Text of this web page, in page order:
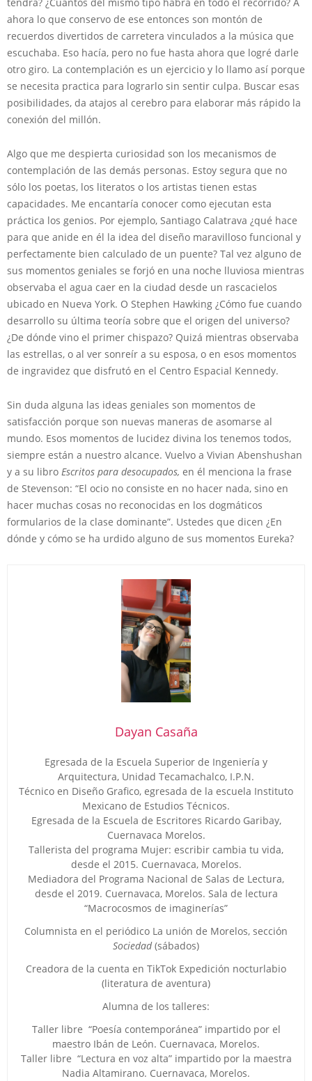
ahora lo que conservo de ese entonces son montón de
recuerdos divertidos de carretera vinculados a la música que
escuchaba. Eso hacía, pero no fue hasta ahora que logré darle
otro giro. La contemplación es un ejercicio y lo llamo así porque
se necesita practica para lograrlo sin sentir culpa. Buscar esas
posibilidades, da atajos al cerebro para elaborar más rápido la
conexión del millón.
Algo que me despierta curiosidad son los mecanismos de
contemplación de las demás personas. Estoy segura que no
sólo los poetas, los literatos o los artistas tienen estas
capacidades. Me encantaría conocer como ejecutan esta
práctica los genios. Por ejemplo, Santiago Calatrava ¿qué hace
para que anide en él la idea del diseño maravilloso funcional y
perfectamente bien calculado de un puente? Tal vez alguno de
sus momentos geniales se forjó en una noche lluviosa mientras
observaba el agua caer en la ciudad desde un rascacielos
ubicado en Nueva York. O Stephen Hawking ¿Cómo fue cuando
desarrollo su última teoría sobre que el origen del universo?
¿De dónde vino el primer chispazo? Quizá mientras observaba
las estrellas, o al ver sonreír a su esposa, o en esos momentos
de ingravidez que disfrutó en el Centro Espacial Kennedy.
Sin duda alguna las ideas geniales son momentos de
satisfacción porque son nuevas maneras de asomarse al
mundo. Esos momentos de lucidez divina los tenemos todos,
siempre están a nuestro alcance. Vuelvo a Vivian Abenshushan
y a su libro Escritos para desocupados, en él menciona la frase
de Stevenson: “El ocio no consiste en no hacer nada, sino en
hacer muchas cosas no reconocidas en los dogmáticos
formularios de la clase dominante”. Ustedes que dicen ¿En
dónde y cómo se ha urdido alguno de sus momentos Eureka?
Dayan Casaña
Egresada de la Escuela Superior de Ingeniería y
Arquitectura, Unidad Tecamachalco, I.P.N.
Técnico en Diseño Grafico, egresada de la escuela Instituto
Mexicano de Estudios Técnicos.
Egresada de la Escuela de Escritores Ricardo Garibay,
Cuernavaca Morelos.
Tallerista del programa Mujer: escribir cambia tu vida,
desde el 2015. Cuernavaca, Morelos.
Mediadora del Programa Nacional de Salas de Lectura,
desde el 2019. Cuernavaca, Morelos. Sala de lectura
“Macrocosmos de imaginerías”
Columnista en el periódico La unión de Morelos, sección
Sociedad(sábados)
Creadora de la cuenta en TikTok Expedición nocturlabio
(literatura de aventura)
Alumna de los talleres:
Taller libre “Poesía contemporánea” impartido por el
maestro Ibán de León. Cuernavaca, Morelos.
Taller libre “Lectura en voz alta” impartido por la maestra
Nadia Altamirano. Cuernavaca, Morelos.